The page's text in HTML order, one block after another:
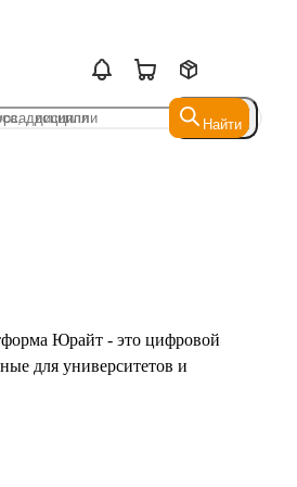
Найти
Найти
Юрайт - это цифровой
для университетов и